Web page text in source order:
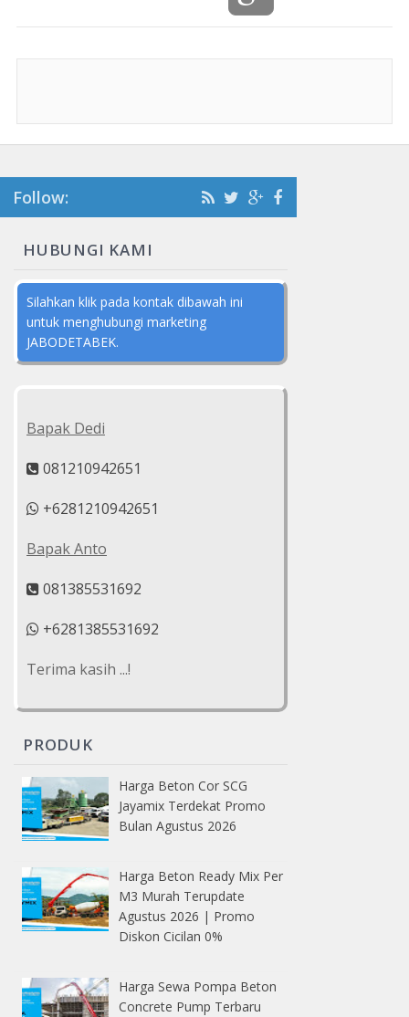
Follow:
HUBUNGI KAMI
Silahkan klik pada kontak dibawah ini
untuk menghubungi marketing
JABODETABEK.
Bapak Dedi
081210942651
+6281210942651
Bapak Anto
081385531692
+6281385531692
Terima kasih ...!
PRODUK
Harga Beton Cor SCG
Jayamix Terdekat Promo
Bulan Agustus 2026
Harga Beton Ready Mix Per
M3 Murah Terupdate
Agustus 2026 | Promo
Diskon Cicilan 0%
Harga Sewa Pompa Beton
Concrete Pump Terbaru